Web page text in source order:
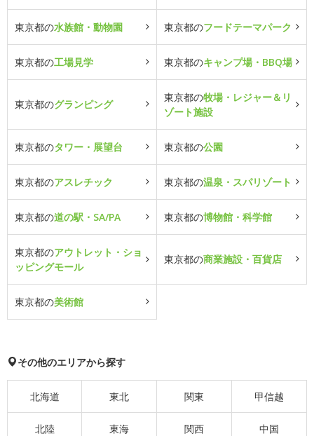
東京都の水族館・動物園 東京都のフードテーマパーク
東京都の工場見学 東京都のキャンプ場・BBQ場
東京都のグランピング
東京都の牧場・レジャー＆リ
ゾート施設
東京都のタワー・展望台 東京都の公園
東京都のアスレチック 東京都の温泉・スパリゾート
東京都の道の駅・SA/PA 東京都の博物館・科学館
東京都のアウトレット・ショ
ッピングモール
東京都の商業施設・百貨店
東京都の美術館
その他のエリアから探す
北海道 東北 関東 甲信越
北陸 東海 関西 中国